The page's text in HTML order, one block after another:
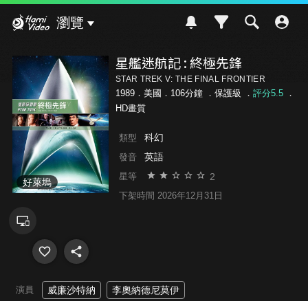
瀏覽
好萊塢
星艦迷航記 : 終極先鋒
STAR TREK V: THE FINAL FRONTIER
1989．美國．106分鐘 ． 保護級 ． 評分5.5．
HD畫質
類型 科幻
發音 英語
星等 2
下架時間 2026年12月31日
演員 威廉沙特納 李奧納德尼莫伊